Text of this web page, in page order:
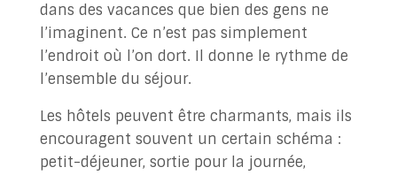
dans des vacances que bien des gens ne
l’imaginent. Ce n’est pas simplement
l’endroit où l’on dort. Il donne le rythme de
l’ensemble du séjour.
Les hôtels peuvent être charmants, mais ils
encouragent souvent un certain schéma :
petit-déjeuner, sortie pour la journée,